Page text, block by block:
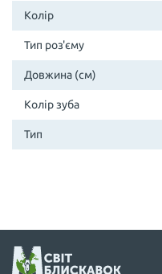
Колір
Тип роз'єму
Довжина (см)
Колір зуба
Тип